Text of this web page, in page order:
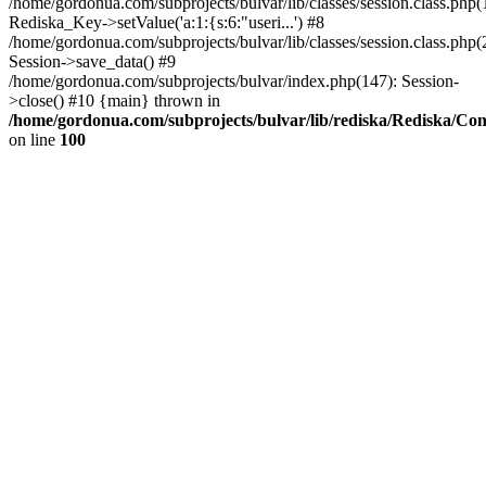
Rediska_Key->setValue('a:1:{s:6:"useri...') #8
/home/gordonua.com/subprojects/bulvar/lib/classes/
Session->save_data() #9
/home/gordonua.com/subprojects/bulvar/index.php(147): Session-
>close() #10 {main} thrown in
/home/gordonua.com/subprojects/bulvar/lib/rediska/Rediska/
on line 100